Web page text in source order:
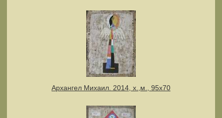
Архангел Михаил. 2014, х.,м., 95х70